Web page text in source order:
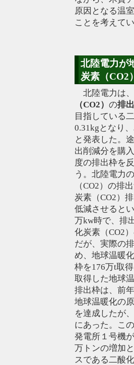
原因となる温
ことを考えて
北陸電力が
炭素（CO2
北陸電力は、
（CO2） の排
目指している
0.31kgとなり
と発表した。
出削減分を購
度の排出枠を
う。北陸電力
（CO2）の排
炭素（CO2）
低減させると
万kw時で、排
化炭素（CO2
だが、実際の
め、地球温暖
枠を176万t取
取得した地球
排出枠は、前
地球温暖化の
を達成したが
にあった。こ
発電所１号機
万トンの増加
スである二酸